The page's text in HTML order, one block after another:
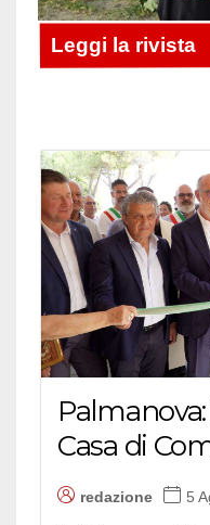
Casa di
redazione 5